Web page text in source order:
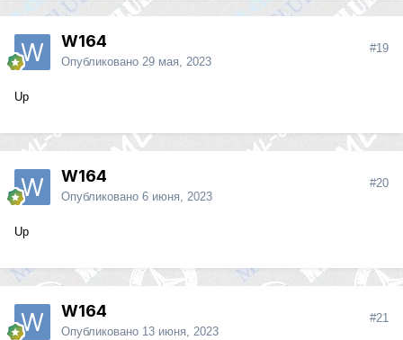
W164
Опубликовано 29 мая, 2023
#19
Up
W164
Опубликовано 6 июня, 2023
#20
Up
W164
Опубликовано 13 июня, 2023
#21